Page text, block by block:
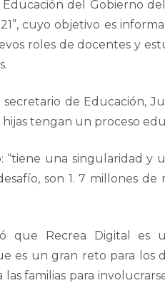
del Gobierno
cuyo objetivo es
roles de docentes y
de Educación,
tengan un proceso
“tiene una singularidad
son 1. 7 millones
que Recrea Digital es
es un gran reto para los
las familias para